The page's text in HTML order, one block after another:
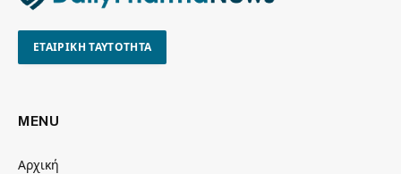
ΕΤΑΙΡΙΚΗ ΤΑΥΤΟΤΗΤΑ
MENU
Αρχική